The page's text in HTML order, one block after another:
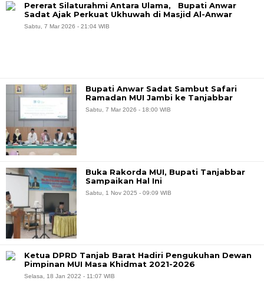
Pererat Silaturahmi Antara Ulama, Bupati Anwar
Sadat Ajak Perkuat Ukhuwah di Masjid Al-Anwar
Sabtu, 7 Mar 2026 - 21:04 WIB
Bupati Anwar Sadat Sambut Safari
Ramadan MUI Jambi ke Tanjabbar
Sabtu, 7 Mar 2026 - 18:00 WIB
Buka Rakorda MUI, Bupati Tanjabbar
Sampaikan Hal Ini
Sabtu, 1 Nov 2025 - 09:09 WIB
Ketua DPRD Tanjab Barat Hadiri Pengukuhan Dewan
Pimpinan MUI Masa Khidmat 2021-2026
Selasa, 18 Jan 2022 - 11:07 WIB